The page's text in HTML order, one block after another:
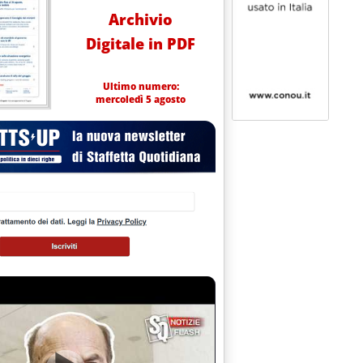
Archivio
Digitale in PDF
Ultimo numero:
mercoledì 5 agosto